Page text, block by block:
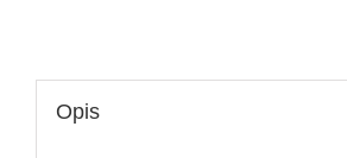
Opis